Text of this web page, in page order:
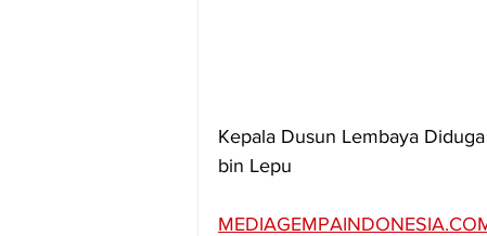
Kepala Dusun Lembaya
bin Lepu